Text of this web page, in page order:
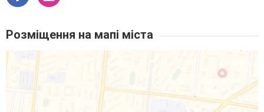
Розміщення на мапі міста